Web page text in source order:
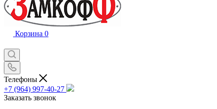
Корзина 0
Телефоны
+7 (964) 997-40-27
Заказать звонок